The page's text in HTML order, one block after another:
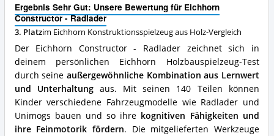
Ergebnis Sehr Gut: Unsere Bewertung für Eichhorn
Constructor - Radlader
3. Platzim Eichhorn Konstruktionsspielzeug aus Holz-Vergleich
Der Eichhorn Constructor - Radlader zeichnet sich in
deinem persönlichen Eichhorn Holzbauspielzeug-Test
durch seine außergewöhnliche Kombination aus Lernwert
und Unterhaltungaus. Mit seinen 140 Teilen können
Kinder verschiedene Fahrzeugmodelle wie Radlader und
Unimogs bauen und so ihre kognitiven Fähigkeiten und
ihre Feinmotorik fördern. Die mitgelieferten Werkzeuge
Vorteile:
Was
spricht
für
dieses
Eichhorn
Konstruktionsspielzeug
aus
Holz?